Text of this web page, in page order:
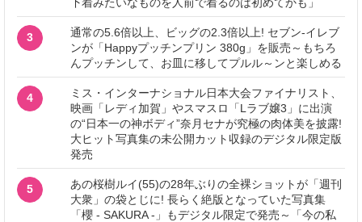
3
通常の5.6倍以上、ビッグの2.3倍以上! セブン‐イレブ
ンが「Happyプッチンプリン 380g」を販売～もちろ
んプッチンして、お皿に移してプルル～ンと楽しめる
4
ミス・インターナショナル日本大会ファイナリスト、
映画「レディ加賀」やスマスロ「Lラブ嬢3」に出演
の“日本一の神ボディ”奈月セナが究極の肉体美を披露!
大ヒット写真集の未公開カット収録のデジタル限定版
発売
5
あの桜樹ルイ(55)の28年ぶりの全裸ショットが「週刊
大衆」の袋とじに! 長らく絶版となっていた写真集
「櫻 - SAKURA -」もデジタル限定で発売～「今の私